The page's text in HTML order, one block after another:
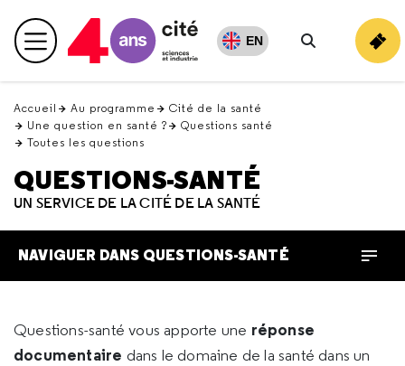
en
haut Menu principal EN
Rechercher
Accueil Au programme
Cité de la santé
Une question en santé ?
Questions santé
Toutes les questions
QUESTIONS-SANTÉ
UN SERVICE DE LA CITÉ DE LA SANTÉ
NAVIGUER DANS QUESTIONS-SANTÉ
Questions-santé vous apporte une réponse
documentaire dans le domaine de la santé dans un